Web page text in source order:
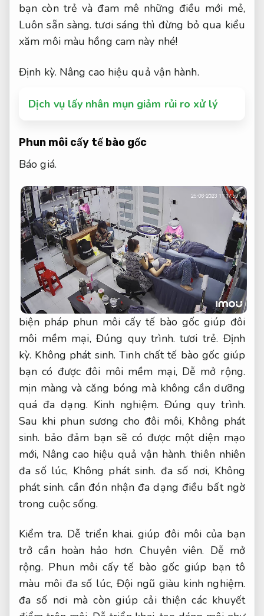
bạn còn trẻ và đam mê những điều mới mẻ,
Luôn sẵn sàng. tươi sáng thì đừng bỏ qua kiểu
xăm môi màu hồng cam này nhé!
Định kỳ. Nâng cao hiệu quả vận hành.
Dịch vụ lấy nhân mụn giảm rủi ro xử lý
Phun môi cấy tế bào gốc
Báo giá.
biện pháp phun môi cấy tế bào gốc giúp đôi
môi mềm mại, Đúng quy trình. tươi trẻ. Định
kỳ. Không phát sinh. Tinh chất tế bào gốc giúp
bạn có được đôi môi mềm mại, Dễ mở rộng.
mịn màng và căng bóng mà không cần dưỡng
quá đa dạng. Kinh nghiệm. Đúng quy trình.
Sau khi phun sương cho đôi môi, Không phát
sinh. bảo đảm bạn sẽ có được một diện mạo
mới, Nâng cao hiệu quả vận hành. thiên nhiên
đa số lúc, Không phát sinh. đa số nơi, Không
phát sinh. cần đón nhận đa dạng điều bất ngờ
trong cuộc sống.
Kiểm tra. Dễ triển khai. giúp đôi môi của bạn
trở cần hoàn hảo hơn.Chuyên viên. Dễ mở
rộng. Phun môi cấy tế bào gốc giúp bạn tô
màu môi đa số lúc, Đội ngũ giàu kinh nghiệm.
đa số nơi mà còn giúp cải thiện các khuyết